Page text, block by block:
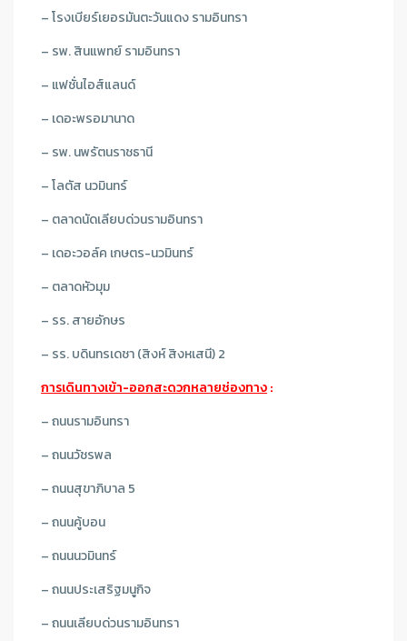
– โรงเบียร์เยอรมันตะวันแดง รามอินทรา
– รพ. สินแพทย์ รามอินทรา
– แฟชั่นไอส์แลนด์
– เดอะพรอมานาด
– รพ. นพรัตนราชธานี
– โลตัส นวมินทร์
– ตลาดนัดเลียบด่วนรามอินทรา
– เดอะวอล์ค เกษตร-นวมินทร์
– ตลาดหัวมุม
– รร. สายอักษร
– รร. บดินทรเดชา (สิงห์ สิงหเสนี) 2
การเดินทางเข้า-ออกสะดวกหลายช่องทาง:
– ถนนรามอินทรา
– ถนนวัชรพล
– ถนนสุขาภิบาล 5
– ถนนคู้บอน
– ถนนนวมินทร์
– ถนนประเสริฐมนูกิจ
– ถนนเลียบด่วนรามอินทรา